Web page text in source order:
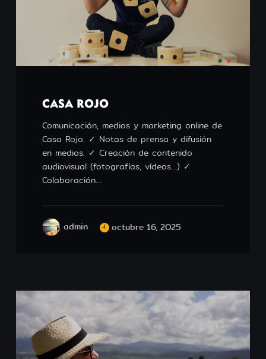
CASA ROJO
Comunicación, medios y marketing online de
Casa Rojo. ✓ Notas de prensa y difusión
en medios. ✓ Creación de contenido
audiovisual (fotografías, vídeos…) ✓
Colaboración…
admin octubre 16, 2025